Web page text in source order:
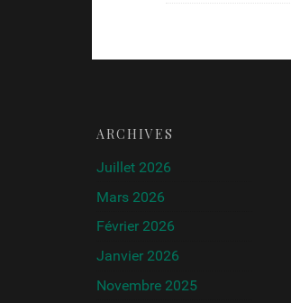
ARCHIVES
Juillet 2026
Mars 2026
Février 2026
Janvier 2026
Novembre 2025